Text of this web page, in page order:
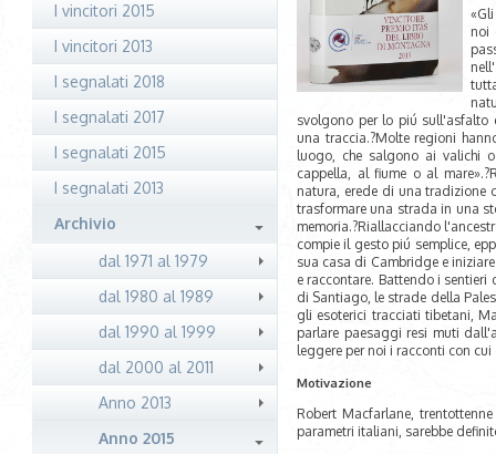
I vincitori 2015
I vincitori 2013
I segnalati 2018
I segnalati 2017
I segnalati 2015
I segnalati 2013
Archivio
dal 1971 al 1979
dal 1980 al 1989
dal 1990 al 1999
dal 2000 al 2011
Anno 2013
Anno 2015
noi
svolgono per lo piú sull'asfalto
una traccia.?Molte regioni
luogo, che salgono ai valichi
cappella, al fiume o al
natura, erede di una tradizione
trasformare una strada in una
memoria.?Riallacciando
compie il gesto piú semplice,
sua casa di Cambridge e
e raccontare. Battendo i
di Santiago, le strade della
gli esoterici tracciati tibetani,
parlare paesaggi resi muti
leggere per noi i racconti con
Motivazione
Robert Macfarlane,
parametri italiani, sarebbe